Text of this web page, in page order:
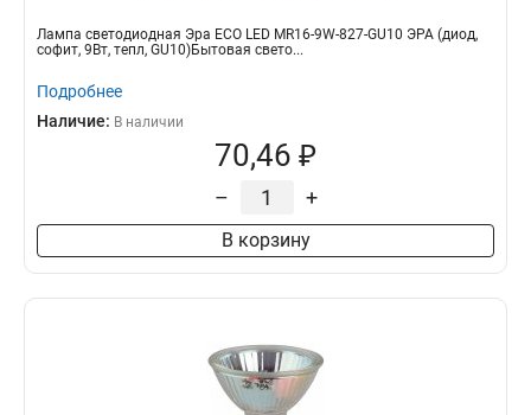
Лампа светодиодная Эра ECO LED MR16-9W-827-GU10 ЭРА (диод,
софит, 9Вт, тепл, GU10)Бытовая свето...
Подробнее
Наличие: В наличии
70,46 ₽
– +
В корзину